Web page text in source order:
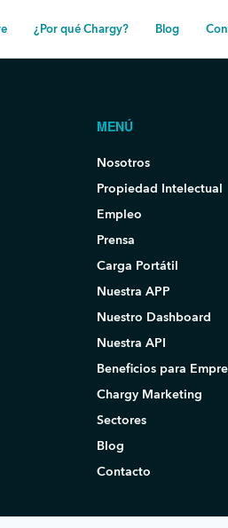
¿Por qué Chargy? Blog
MENÚ
Nosotros
Propiedad Intelectual
Empleo
Prensa
Carga Portátil
Nuestra APP
Nuestro Dashboard
Nuestra API
Beneficios para
Chargy Marketing
Sectores
Blog
Contacto